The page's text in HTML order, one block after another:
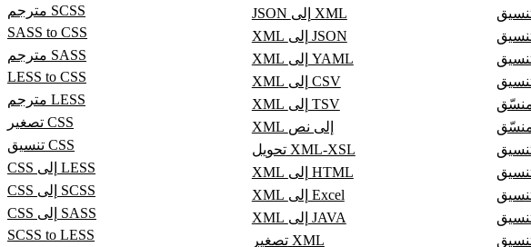
مترجم SCSS
SASS to CSS
مترجم SASS
LESS to CSS
مترجم LESS
تصغير CSS
تنسيق CSS
CSS إلى LESS
CSS إلى SCSS
CSS إلى SASS
SCSS to LESS
JSON إلى XML
XML إلى JSON
XML إلى YAML
XML إلى CSV
XML إلى TSV
XML إلى نص
تحويل XML-XSL
XML إلى HTML
XML إلى Excel
XML إلى JAVA
تصغير XML